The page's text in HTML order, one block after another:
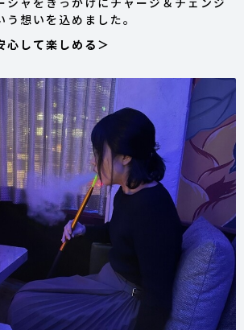
シャをきっかけにチャージ＆チェンジ
う想いを込めました。
心して楽しめる＞